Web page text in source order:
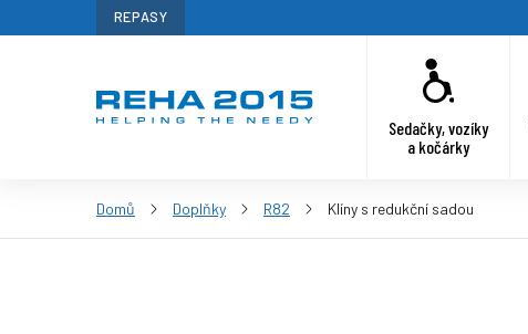
REPASY
Sedačky, vozíky
a kočárky
Domů Doplňky R82 Klíny s redukční sadou